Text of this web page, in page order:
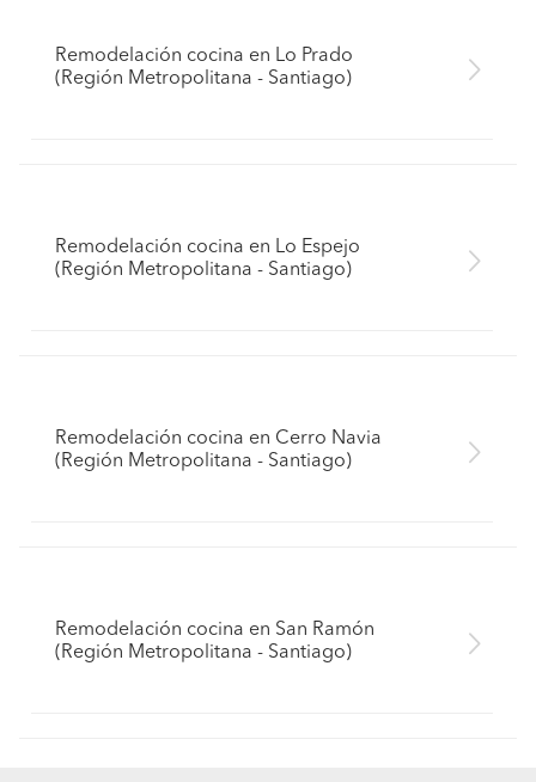
Remodelación cocina en Lo Prado
(Región Metropolitana - Santiago)
Remodelación cocina en Lo Espejo
(Región Metropolitana - Santiago)
Remodelación cocina en Cerro Navia
(Región Metropolitana - Santiago)
Remodelación cocina en San Ramón
(Región Metropolitana - Santiago)